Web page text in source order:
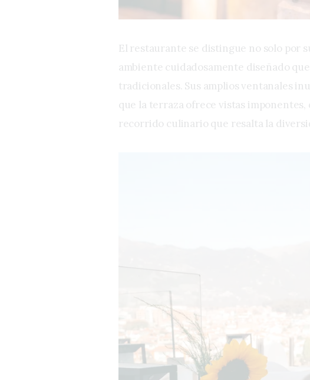
El restaurante se distingue no solo por
ambiente cuidadosamente diseñado
tradicionales. Sus amplios ventanales
que la terraza ofrece vistas
recorrido culinario que resalta la